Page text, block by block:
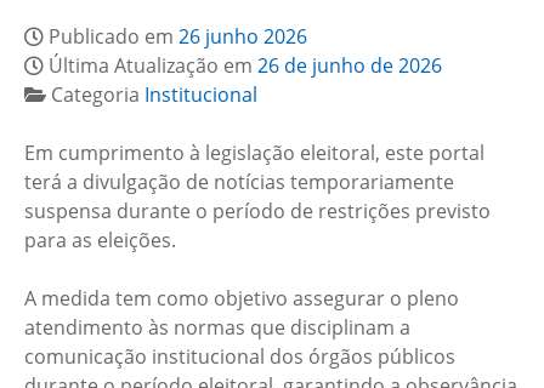
Publicado em 26 junho 2026
Última Atualização em 26 de junho de 2026
Categoria Institucional
Em cumprimento à legislação eleitoral, este portal
terá a divulgação de notícias temporariamente
suspensa durante o período de restrições previsto
para as eleições.
A medida tem como objetivo assegurar o pleno
atendimento às normas que disciplinam a
comunicação institucional dos órgãos públicos